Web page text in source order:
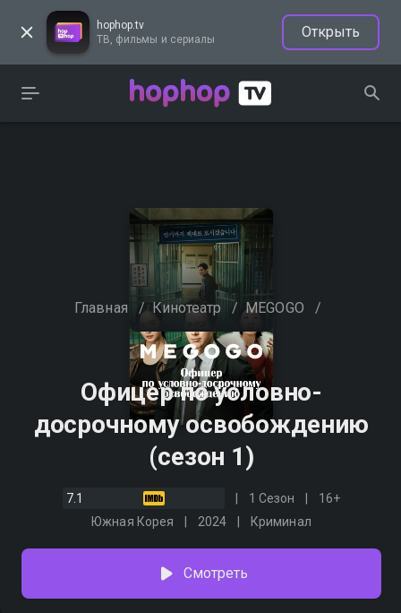
hophop.tv
ТВ, фильмы и сериалы
Открыть
Главная / Кинотеатр / MEGOGO /
Офицер по условно-
досрочному освобождению
(сезон 1)
7.1 1 Сезон
16+
Южная Корея
2024 Криминал
Смотреть